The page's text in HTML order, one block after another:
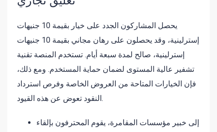
يحصل المشاركون الجدد على خيار بقيمة 10 جنيهات
إسترلينية، وقد يحصلون على رهان مجاني بقيمة 10 جنيهات
إسترلينية، صالح لمدة سبعة أيام. تستخدم المنصة تقنية
تشفير عالية المستوى لضمان حماية المستخدم. ومع ذلك،
فإن الخيارات المتاحة من العروض الخاصة وفرص استرداد
النقود تعوض عن هذه القيود.
إلى خبير مؤسسات المقامرة، يقوم المحترفون بإلقاء